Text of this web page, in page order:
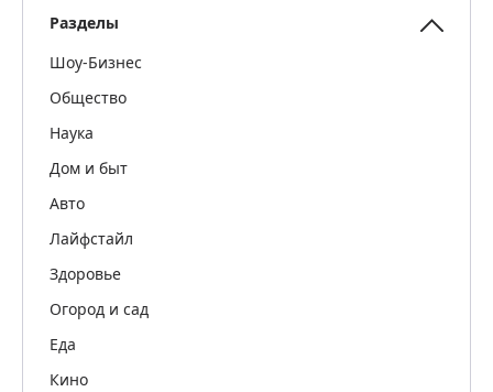
Разделы
Шоу-Бизнес
Общество
Наука
Дом и быт
Авто
Лайфстайл
Здоровье
Огород и сад
Еда
Кино